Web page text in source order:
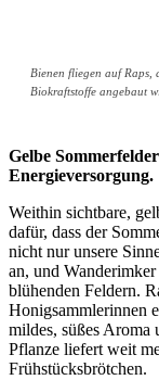
Bienen fliegen auf Raps,
Biokraftstoffe angebaut
Gelbe
Energieversorgung.
Weithin sichtbare,
dafür, dass der
nicht nur unsere
an, und
blühenden Feldern.
Honigsammlerinnen
mildes, süßes Aroma
Pflanze liefert weit
Frühstücksbrötchen.